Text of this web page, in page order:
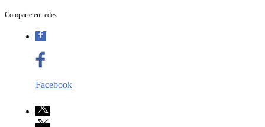
Comparte en redes
Facebook